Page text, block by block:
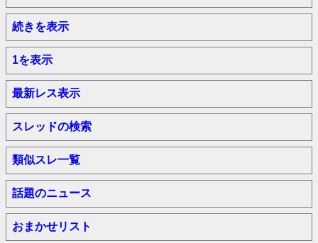
続きを表示
1を表示
最新レス表示
スレッドの検索
類似スレ一覧
話題のニュース
おまかせリスト